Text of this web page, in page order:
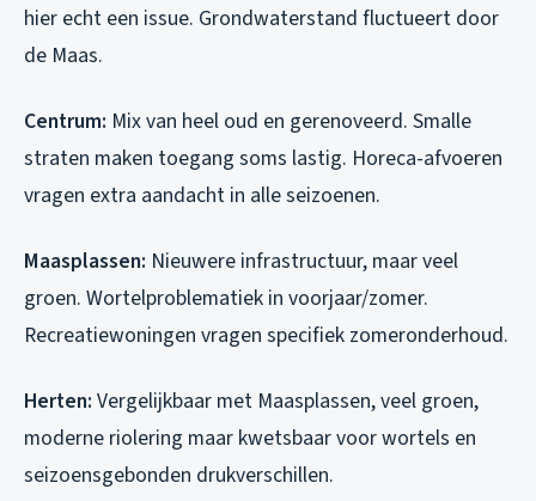
hier echt een issue. Grondwaterstand fluctueert door
de Maas.
Centrum: Mix van heel oud en gerenoveerd. Smalle
straten maken toegang soms lastig. Horeca-afvoeren
vragen extra aandacht in alle seizoenen.
Maasplassen: Nieuwere infrastructuur, maar veel
groen. Wortelproblematiek in voorjaar/zomer.
Recreatiewoningen vragen specifiek zomeronderhoud.
Herten: Vergelijkbaar met Maasplassen, veel groen,
moderne riolering maar kwetsbaar voor wortels en
seizoensgebonden drukverschillen.